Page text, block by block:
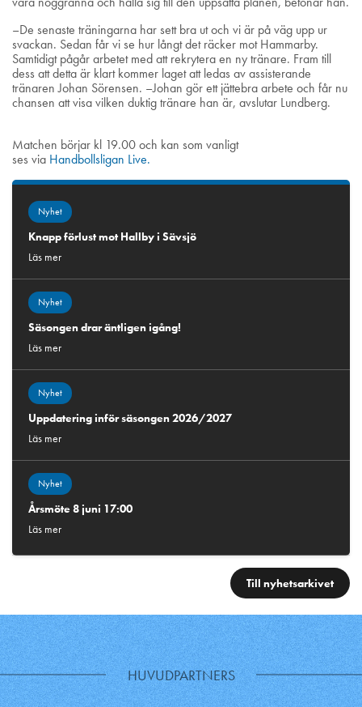
–De senaste träningarna har sett bra ut och vi är på väg upp ur
svackan. Sedan får vi se hur långt det räcker mot Hammarby.
Samtidigt pågår arbetet med att rekrytera en ny tränare. Fram till
dess att detta är klart kommer laget att ledas av assisterande
tränaren Johan Sörensen. –Johan gör ett jättebra arbete och får nu
chansen att visa vilken duktig tränare han är, avslutar Lundberg.
Matchen börjar kl 19.00 och kan som vanligt
ses via Handbollsligan Live.
Nyhet
Knapp förlust mot Hallby i Sävsjö
Läs mer
Nyhet
Säsongen drar äntligen igång!
Läs mer
Nyhet
Uppdatering inför säsongen 2026/2027
Läs mer
Nyhet
Årsmöte 8 juni 17:00
Läs mer
Till nyhetsarkivet
HUVUDPARTNERS